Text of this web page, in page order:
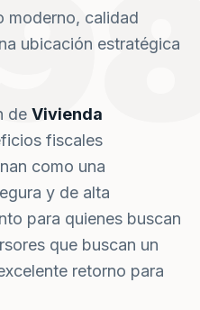
moderno, calidad
ubicación estratégica
de Vivienda
fiscales
como una
y de alta
para quienes buscan
que buscan un
retorno para